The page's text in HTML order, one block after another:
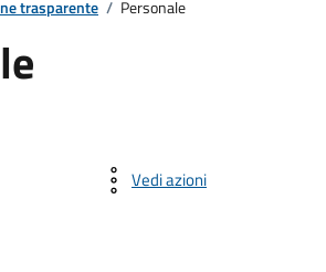
trasparente / Personale
Vedi azioni